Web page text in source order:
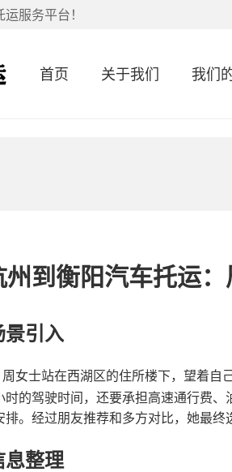
服务平台！
首页 关于我们 我们
州到衡阳汽车托运
景引入
女士站在西湖区的住所楼下，望着自
的驾驶时间，还要承担高速通行费
。经过朋友推荐和多方对比，她最终
息整理